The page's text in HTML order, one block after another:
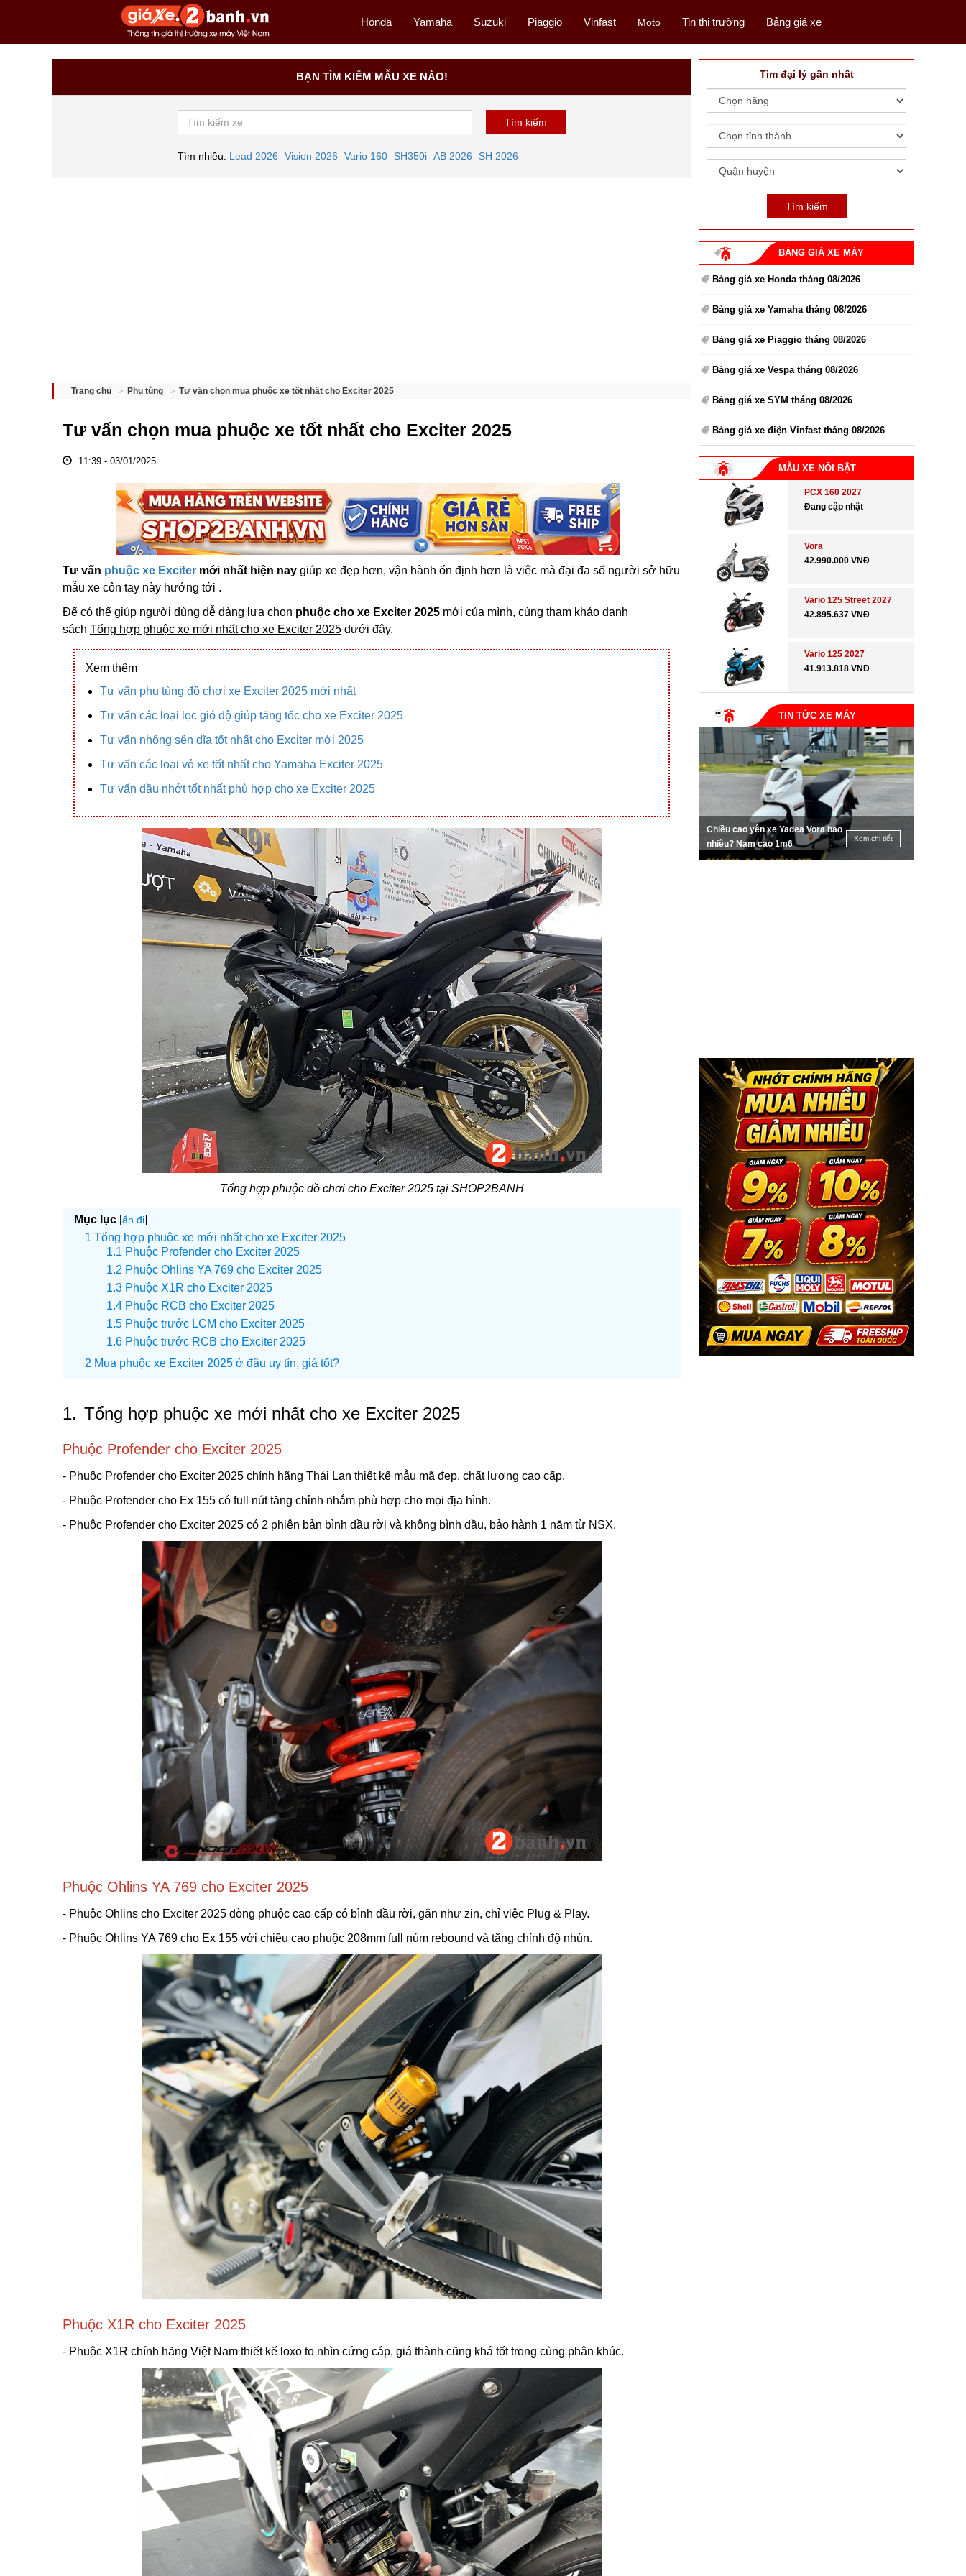
Honda Yamaha Suzuki Piaggio Vinfast Moto Tin thị trường Bảng giá xe
BẠN TÌM KIẾM MẪU XE NÀO!
Tìm nhiều: Lead 2026 Vision 2026 Vario 160 SH350i AB 2026 SH 2026
Trang chủ Phụ tùng Tư vấn chọn mua phuộc xe tốt nhất cho Exciter 2025
Tư vấn chọn mua phuộc xe tốt nhất cho Exciter 2025
11:39 - 03/01/2025
Tư vấn phuộc xe Exciter mới nhất hiện nay giúp xe đẹp hơn, vận hành ổn định hơn là việc mà đại đa số người sở hữu
mẫu xe côn tay này hướng tới .
Để có thể giúp người dùng dễ dàng lựa chọn phuộc cho xe Exciter 2025 mới của mình, cùng tham khảo danh
sách Tổng hợp phuộc xe mới nhất cho xe Exciter 2025 dưới đây.
Xem thêm
Tư vấn phụ tùng đồ chơi xe Exciter 2025 mới nhất
Tư vấn các loại lọc gió độ giúp tăng tốc cho xe Exciter 2025
Tư vấn nhông sên dĩa tốt nhất cho Exciter mới 2025
Tư vấn các loại vỏ xe tốt nhất cho Yamaha Exciter 2025
Tư vấn dầu nhớt tốt nhất phù hợp cho xe Exciter 2025
Tổng hợp phuộc đồ chơi cho Exciter 2025 tại SHOP2BANH
Mục lục [ẩn đi]
Tổng hợp phuộc xe mới nhất cho xe Exciter 2025
Phuộc Profender cho Exciter 2025
Phuộc Ohlins YA 769 cho Exciter 2025
Phuộc X1R cho Exciter 2025
Phuộc RCB cho Exciter 2025
Phuộc trước LCM cho Exciter 2025
Phuộc trước RCB cho Exciter 2025
Mua phuộc xe Exciter 2025 ở đâu uy tín, giá tốt?
1. Tổng hợp phuộc xe mới nhất cho xe Exciter 2025
Phuộc Profender cho Exciter 2025
- Phuộc Profender cho Exciter 2025 chính hãng Thái Lan thiết kế mẫu mã đẹp, chất lượng cao cấp.
- Phuộc Profender cho Ex 155 có full nút tăng chỉnh nhắm phù hợp cho mọi địa hình.
- Phuộc Profender cho Exciter 2025 có 2 phiên bản bình dầu rời và không bình dầu, bảo hành 1 năm từ NSX.
Phuộc Ohlins YA 769 cho Exciter 2025
- Phuộc Ohlins cho Exciter 2025 dòng phuộc cao cấp có bình dầu rời, gắn như zin, chỉ việc Plug & Play.
- Phuộc Ohlins YA 769 cho Ex 155 với chiều cao phuộc 208mm full núm rebound và tăng chỉnh độ nhún.
Phuộc X1R cho Exciter 2025
- Phuộc X1R chính hãng Việt Nam thiết kế loxo to nhìn cứng cáp, giá thành cũng khá tốt trong cùng phân khúc.
Tìm đại lý gần nhất
BẢNG GIÁ XE MÁY
Bảng giá xe Honda tháng 08/2026
Bảng giá xe Yamaha tháng 08/2026
Bảng giá xe Piaggio tháng 08/2026
Bảng giá xe Vespa tháng 08/2026
Bảng giá xe SYM tháng 08/2026
Bảng giá xe điện Vinfast tháng 08/2026
MẪU XE NỔI BẬT
PCX 160 2027
Đang cập nhật
Vora
42.990.000 VNĐ
Vario 125 Street 2027
42.895.637 VNĐ
Vario 125 2027
41.913.818 VNĐ
TIN TỨC XE MÁY
Chiều cao yên xe Yadea Vora bao
nhiêu? Nam cao 1m6
Xem chi tiết